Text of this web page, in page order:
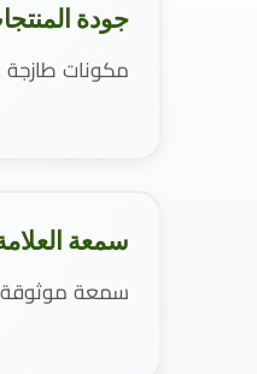
جودة
مكونات
سمعة
سمعة موثوقة